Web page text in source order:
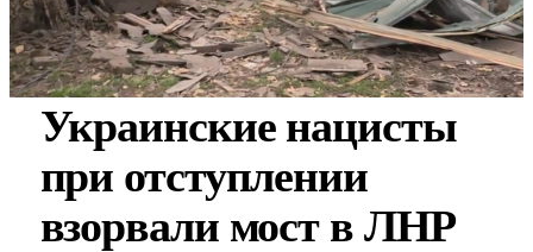
Украинские нацисты
при отступлении
взорвали мост в ЛНР